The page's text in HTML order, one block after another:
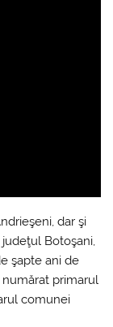
dar şi
Botoşani,
şapte ani de
primarul
comunei